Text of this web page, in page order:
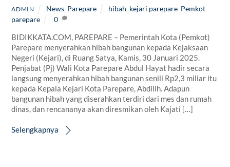
ADMIN News, Parepare hibah kejari parepare, Pemkot
parepare
0
BIDIKKATA.COM, PAREPARE – Pemerintah Kota (Pemkot)
Parepare menyerahkan hibah bangunan kepada Kejaksaan
Negeri (Kejari), di Ruang Satya, Kamis, 30 Januari 2025.
Penjabat (Pj) Wali Kota Parepare Abdul Hayat hadir secara
langsung menyerahkan hibah bangunan senili Rp2,3 miliar itu
kepada Kepala Kejari Kota Parepare, Abdillh. Adapun
bangunan hibah yang diserahkan terdiri dari mes dan rumah
dinas, dan rencananya akan diresmikan oleh Kajati […]
Selengkapnya